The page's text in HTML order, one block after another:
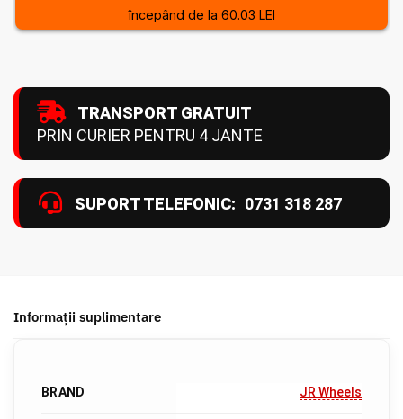
începând de la 60.03 LEI
TRANSPORT GRATUIT
PRIN CURIER PENTRU 4 JANTE
SUPORT TELEFONIC: 0731 318 287
Informații suplimentare
BRAND JR Wheels